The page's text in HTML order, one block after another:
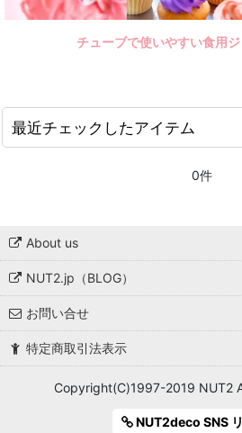
チューブで使いやすい食用
最近チェックしたアイテム
0件
About us
NUT2.jp（BLOG）
お問い合せ
特定商取引法表示
Copyright(C)1997-2019 NUT2
NUT2deco SNS